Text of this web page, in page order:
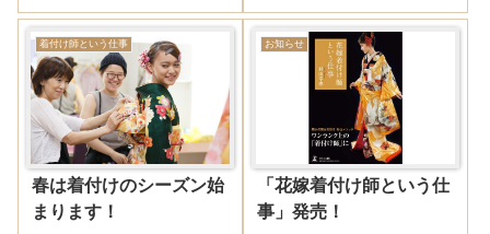
着付け師という仕事
春は着付けのシーズン始
まります！
お知らせ
「花嫁着付け師という仕
事」発売！